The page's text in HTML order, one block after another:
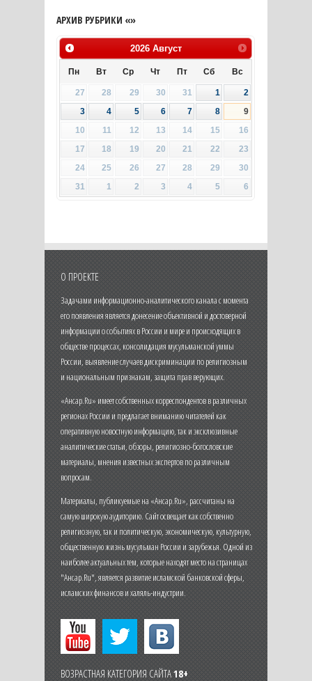
АРХИВ РУБРИКИ «»
2026 Август
Пн Вт Ср Чт Пт Сб Вс
27 28 29 30 31 1
2
3
4 5 6 7 8
9
10
11 12 13 14 15
16
17
18 19 20 21 22
23
24
25 26 27 28 29
30
31
1 2 3 4 5 6
О ПРОЕКТЕ
Задачами информационно-аналитического канала с момента
его появления является донесение объективной и достоверной
информации о событиях в России и мире и происходящих в
обществе процессах, консолидация мусульманской уммы
России, выявление случаев дискриминации по религиозным
и национальным признакам, защита прав верующих.
«Ансар.Ru» имеет собственных корреспондентов в различных
регионах России и предлагает вниманию читателей как
оперативную новостную информацию, так и эксклюзивные
аналитические статьи, обзоры, религиозно-богословские
материалы, мнения известных экспертов по различным
вопросам.
Материалы, публикуемые на «Ансар.Ru», рассчитаны на
самую широкую аудиторию. Сайт освещает как собственно
религиозную, так и политическую, экономическую, культурную,
общественную жизнь мусульман России и зарубежья. Одной из
наиболее актуальных тем, которые находят место на страницах
"Ансар.Ru", является развитие исламской банковской сферы,
исламских финансов и халяль-индустрии.
ВОЗРАСТНАЯ КАТЕГОРИЯ САЙТА18+